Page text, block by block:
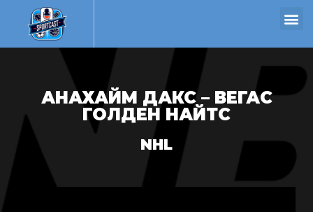
АНАХАЙМ ДАКС – ВЕГАС
ГОЛДЕН НАЙТС
NHL